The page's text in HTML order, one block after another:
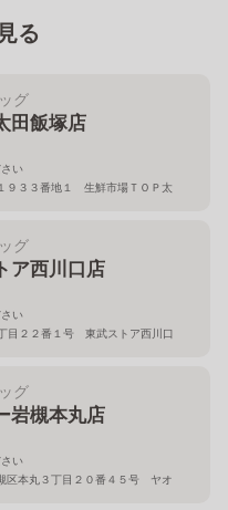
る
グ
田飯塚店
い
９３３番地１ 生鮮市場ＴＯＰ太
グ
ア西川口店
い
目２２番１号 東武ストア西川口
グ
岩槻本丸店
い
区本丸３丁目２０番４５号 ヤオ